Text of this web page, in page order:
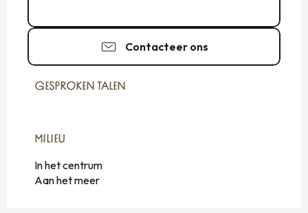
Contacteer ons
GESPROKEN TALEN
GESPROKEN TALEN
MILIEU
MILIEU
In het centrum
Aan het meer